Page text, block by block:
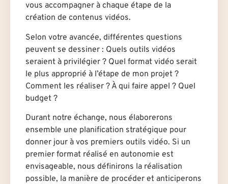
vous accompagner à chaque étape de la
création de contenus vidéos.
Selon votre avancée, différentes questions
peuvent se dessiner : Quels outils vidéos
seraient à privilégier ? Quel format vidéo serait
le plus approprié à l’étape de mon projet ?
Comment les réaliser ? À qui faire appel ? Quel
budget ?
Durant notre échange, nous élaborerons
ensemble une planification stratégique pour
donner jour à vos premiers outils vidéo. Si un
premier format réalisé en autonomie est
envisageable, nous définirons la réalisation
possible, la manière de procéder et anticiperons